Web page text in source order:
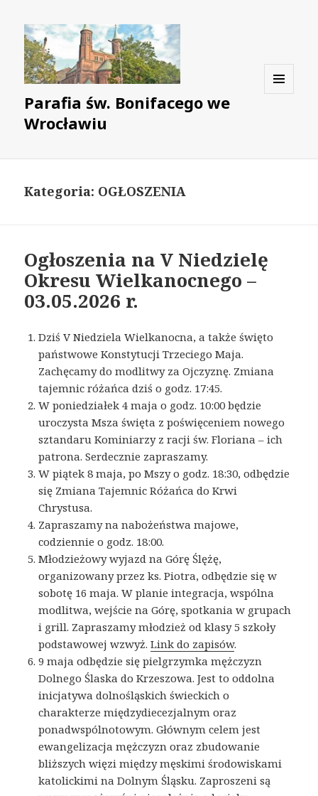
Parafia św. Bonifacego we
Wrocławiu
Kategoria: OGŁOSZENIA
Ogłoszenia na V Niedzielę
Okresu Wielkanocnego –
03.05.2026 r.
Dziś V Niedziela Wielkanocna, a także święto
państwowe Konstytucji Trzeciego Maja.
Zachęcamy do modlitwy za Ojczyznę. Zmiana
tajemnic różańca dziś o godz. 17:45.
W poniedziałek 4 maja o godz. 10:00 będzie
uroczysta Msza święta z poświęceniem nowego
sztandaru Kominiarzy z racji św. Floriana – ich
patrona. Serdecznie zapraszamy.
W piątek 8 maja, po Mszy o godz. 18:30, odbędzie
się Zmiana Tajemnic Różańca do Krwi
Chrystusa.
Zapraszamy na nabożeństwa majowe,
codziennie o godz. 18:00.
Młodzieżowy wyjazd na Górę Ślężę,
organizowany przez ks. Piotra, odbędzie się w
sobotę 16 maja. W planie integracja, wspólna
modlitwa, wejście na Górę, spotkania w grupach
i grill. Zapraszamy młodzież od klasy 5 szkoły
podstawowej wzwyż.Link do zapisów.
9 maja odbędzie się pielgrzymka mężczyzn
Dolnego Ślaska do Krzeszowa. Jest to oddolna
inicjatywa dolnośląskich świeckich o
charakterze międzydiecezjalnym oraz
ponadwspólnotowym. Głównym celem jest
ewangelizacja mężczyzn oraz zbudowanie
bliższych więzi między męskimi środowiskami
katolickimi na Dolnym Śląsku. Zaproszeni są